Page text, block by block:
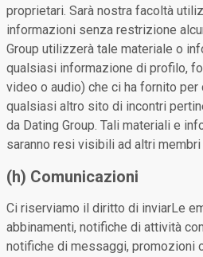
proprietari. Sarà nostra facoltà
informazioni senza restrizione
Group utilizzerà tale materiale o
qualsiasi informazione di profilo,
video o audio) che ci ha fornito
qualsiasi altro sito di incontri
da Dating Group. Tali materiali e
saranno resi visibili ad altri
(h) Comunicazioni
Ci riserviamo il diritto di inviarLe
abbinamenti, notifiche di attività
notifiche di messaggi, promozioni